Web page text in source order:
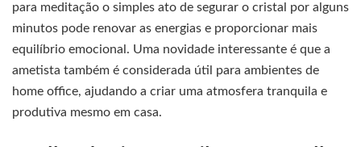
para meditação o simples ato de segurar o cristal por alguns
minutos pode renovar as energias e proporcionar mais
equilíbrio emocional. Uma novidade interessante é que a
ametista também é considerada útil para ambientes de
home office, ajudando a criar uma atmosfera tranquila e
produtiva mesmo em casa.